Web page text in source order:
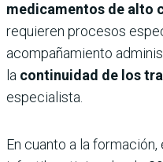
medicamentos de alto
requieren procesos
acompañamiento
la continuidad de los
especialista.
En cuanto a la